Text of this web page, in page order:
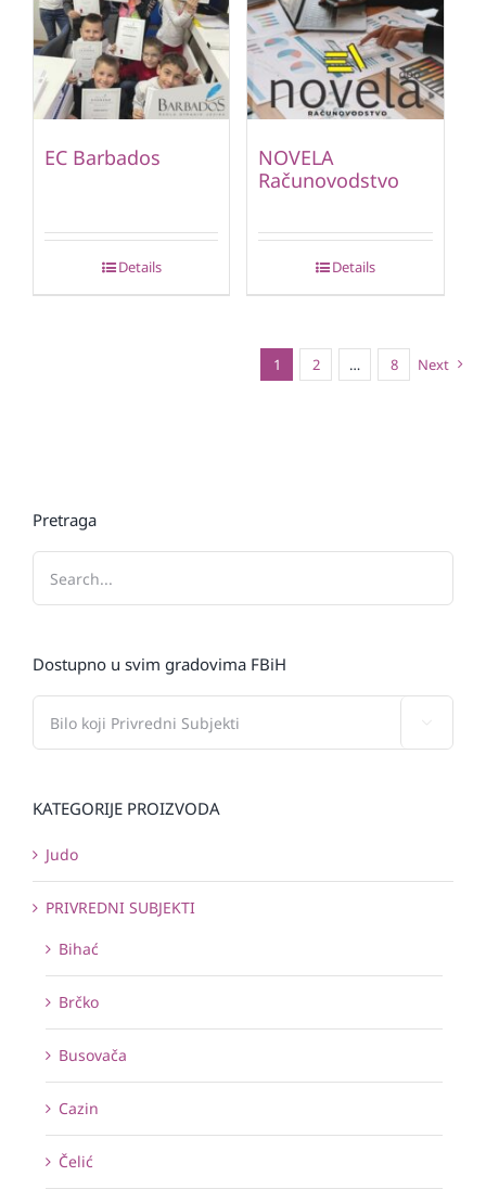
EC Barbados
Details
NOVELA
Računovodstvo
Details
1 2 … 8 Next
Pretraga
Dostupno u svim gradovima FBiH
KATEGORIJE PROIZVODA
Judo
PRIVREDNI SUBJEKTI
Bihać
Brčko
Busovača
Cazin
Čelić